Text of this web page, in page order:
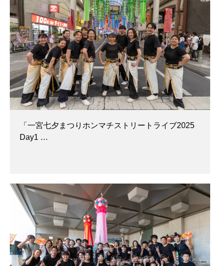
「一宮七夕まつりホンマチストリートライブ2025
Day1 …